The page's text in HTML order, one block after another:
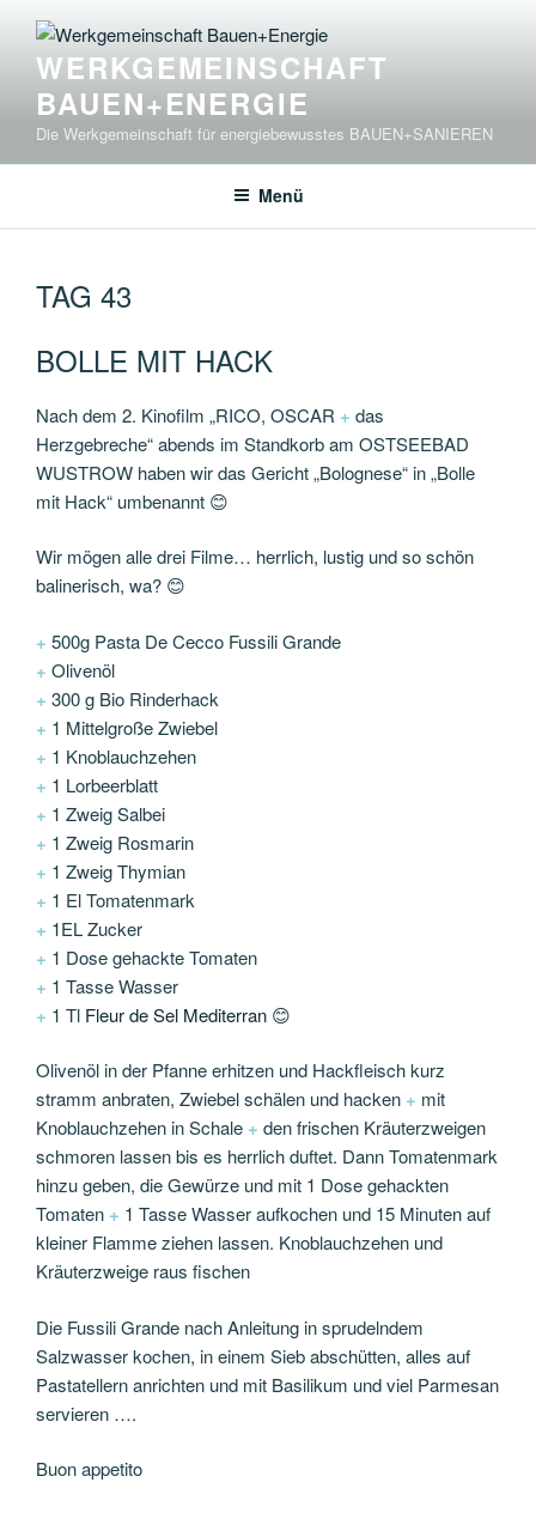
Inhalt
springenWERKGEMEINSCHAFT
BAUEN+ENERGIE
Die Werkgemeinschaft für energiebewusstes BAUEN+SANIEREN
Menü
TAG 43
BOLLE MIT HACK
Nach dem 2. Kinofilm „RICO, OSCAR + das
Herzgebreche“ abends im Standkorb am OSTSEEBAD
WUSTROW haben wir das Gericht „Bolognese“ in „Bolle
mit Hack“ umbenannt 😊
Wir mögen alle drei Filme… herrlich, lustig und so schön
balinerisch, wa? 😊
+ 500g Pasta De Cecco Fussili Grande
+ Olivenöl
+ 300 g Bio Rinderhack
+ 1 Mittelgroße Zwiebel
+ 1 Knoblauchzehen
+ 1 Lorbeerblatt
+ 1 Zweig Salbei
+ 1 Zweig Rosmarin
+ 1 Zweig Thymian
+ 1 El Tomatenmark
+ 1EL Zucker
+ 1 Dose gehackte Tomaten
+ 1 Tasse Wasser
+ 1 Tl Fleur de Sel Mediterran 😊
Olivenöl in der Pfanne erhitzen und Hackfleisch kurz
stramm anbraten, Zwiebel schälen und hacken + mit
Knoblauchzehen in Schale + den frischen Kräuterzweigen
schmoren lassen bis es herrlich duftet. Dann Tomatenmark
hinzu geben, die Gewürze und mit 1 Dose gehackten
Tomaten + 1 Tasse Wasser aufkochen und 15 Minuten auf
kleiner Flamme ziehen lassen. Knoblauchzehen und
Kräuterzweige raus fischen
Die Fussili Grande nach Anleitung in sprudelndem
Salzwasser kochen, in einem Sieb abschütten, alles auf
Pastatellern anrichten und mit Basilikum und viel Parmesan
servieren ….
Buon appetito